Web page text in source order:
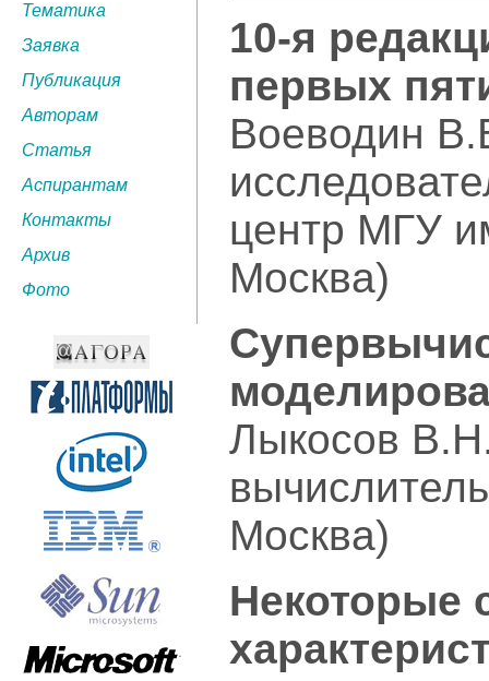
Тематика
Заявка
Публикация
Авторам
Статья
Аспирантам
Контакты
Архив
Фото
10-я
первых
Воеводин
центр МГУ
Москва)
Лыкосов
Москва)
Некоторые